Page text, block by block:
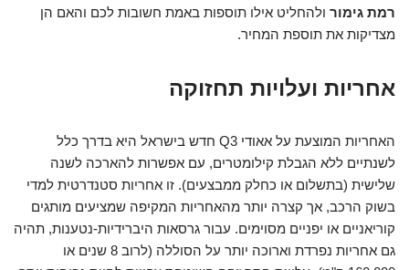
רמת גימור ולהחליט אילו תוספות באמת חשובות לכם והאם הן
מצדיקות את תוספת המחיר.
אחריות ועלויות תחזוקה
האחריות המוצעת על אאודי Q3 חדש בישראל היא בדרך כלל
לשנתיים ללא הגבלת קילומטרים, עם אפשרות להארכה לשנה
שלישית (בתשלום או כחלק ממבצעים). זו אחריות סטנדרטית למדי
בשוק הרכב, אך קצרה יותר מהאחריות המקיפה שמציעים מותגים
קוריאניים או יפניים מסוימים. עבור גרסאות היברידיות-נטענות, תהיה
גם אחריות נפרדת וארוכה יותר על הסוללה (לרוב 8 שנים או